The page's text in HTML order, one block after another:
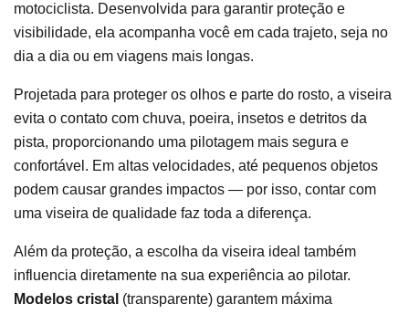
motociclista. Desenvolvida para garantir proteção e
visibilidade, ela acompanha você em cada trajeto, seja no
dia a dia ou em viagens mais longas.
Projetada para proteger os olhos e parte do rosto, a viseira
evita o contato com chuva, poeira, insetos e detritos da
pista, proporcionando uma pilotagem mais segura e
confortável. Em altas velocidades, até pequenos objetos
podem causar grandes impactos — por isso, contar com
uma viseira de qualidade faz toda a diferença.
Além da proteção, a escolha da viseira ideal também
influencia diretamente na sua experiência ao pilotar.
Modelos cristal (transparente) garantem máxima